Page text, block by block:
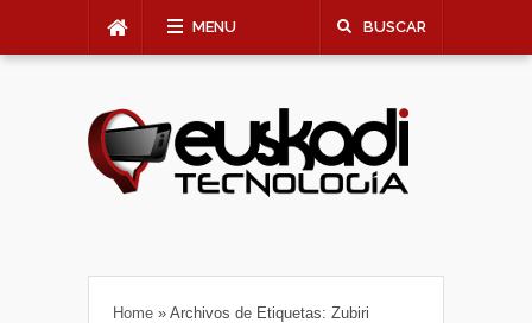
MENU BUSCAR
Home » Archivos de Etiquetas: Zubiri